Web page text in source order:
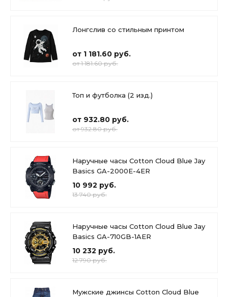
Лонгслив со стильным принтом
от 1 181.60 руб.
от 1 181.60 руб.
Топ и футболка (2 изд.)
от 932.80 руб.
от 932.80 руб.
Наручные часы Cotton Cloud Blue Jay
Basics GA-2000E-4ER
10 992 руб.
13 740 руб.
Наручные часы Cotton Cloud Blue Jay
Basics GA-710GB-1AER
10 232 руб.
12 790 руб.
Мужские джинсы Cotton Cloud Blue